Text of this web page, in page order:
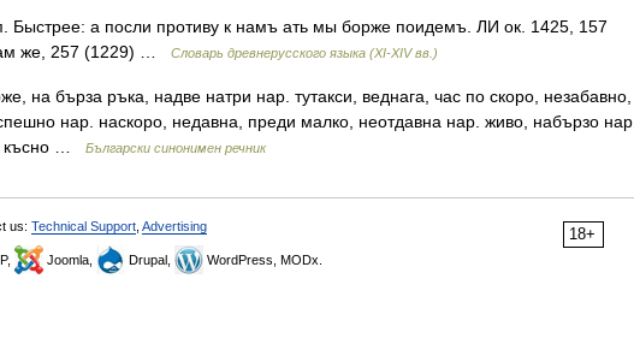
Быстрее: а посли противу к намъ ать мы борже поидемъ. ЛИ ок. 1425, 157
же, 257 (1229) …
Словарь древнерусского языка (XI-XIV вв.)
на бърза ръка, надве натри нар. тутакси, веднага, час по скоро, незабавно,
нар. наскоро, недавна, преди малко, неотдавна нар. живо, набързо нар.
късно …
Български синонимен речник
18+
us: Technical Support Advertising
Joomla, Drupal, WordPress, MODx.